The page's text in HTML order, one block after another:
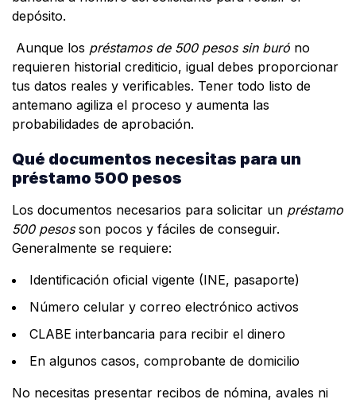
depósito.
Aunque los préstamos de 500 pesos sin buró no
requieren historial crediticio, igual debes proporcionar
tus datos reales y verificables. Tener todo listo de
antemano agiliza el proceso y aumenta las
probabilidades de aprobación.
Qué documentos necesitas para un
préstamo 500 pesos
Los documentos necesarios para solicitar un préstamo
500 pesosson pocos y fáciles de conseguir.
Generalmente se requiere:
Identificación oficial vigente (INE, pasaporte)
Número celular y correo electrónico activos
CLABE interbancaria para recibir el dinero
En algunos casos, comprobante de domicilio
No necesitas presentar recibos de nómina, avales ni